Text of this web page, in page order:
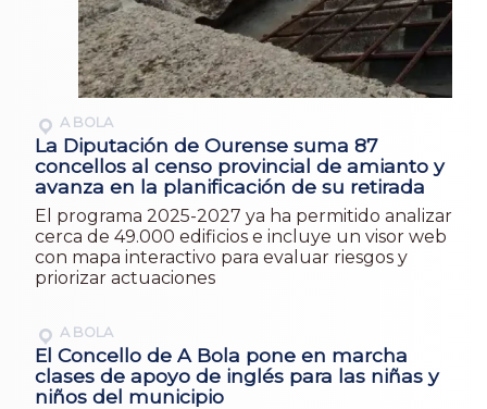
A BOLA
La Diputación de Ourense suma 87
concellos al censo provincial de amianto y
avanza en la planificación de su retirada
El programa 2025-2027 ya ha permitido analizar
cerca de 49.000 edificios e incluye un visor web
con mapa interactivo para evaluar riesgos y
priorizar actuaciones
A BOLA
El Concello de A Bola pone en marcha
clases de apoyo de inglés para las niñas y
niños del municipio